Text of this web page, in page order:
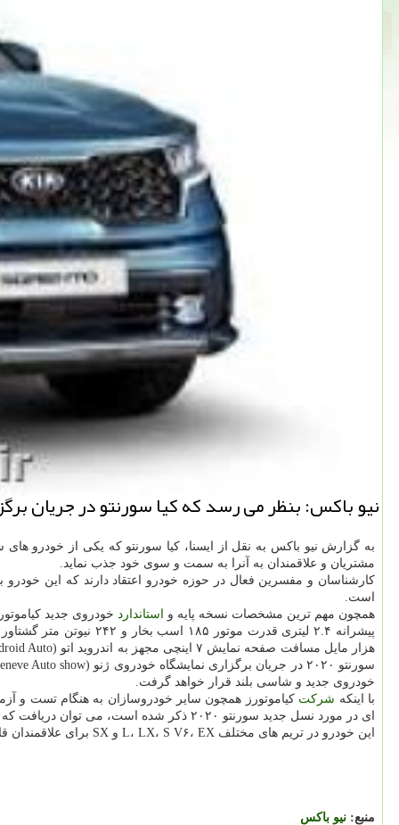
نیو باكس: بنظر می رسد كه كیا سورنتو در جریان برگزاری نمایشگاه ژنو 2020
به گزارش نیو باكس به نقل از ایسنا، كیا سورنتو كه یكی از خودرو
مشتریان و علاقمندان به آنرا به سمت و سوی خود جذب نماید.
كارشناسان و مفسرین فعال در حوزه خودرو اعتقاد دارند كه این
است.
همچون مهم ترین مشخصات نسخه پایه و
استاندارد خودروی جدید كیاموتورز، سورنتو ۲۰۲۰، می توان
خودروی جدید و شاسی بلند قرار خواهد گرفت.
با اینكه شركت كیاموتورز همچون سایر خودروسازان به هنگام تست و
ای در مورد نسل جدید سورنتو ۲۰۲۰ ذكر شده است، می توان دریافت كه این خودرو شباهت ظاهری زیادی به رقیب آمریكایی خود یعنی فورد اكسپلورر (Ford Explorer) دارد چونكه طراحی آن زاویه دار و خطی بنظر می رسد.
این خودرو در تریم های مختلف L، LX، S V۶، EX و SX برای علاقمندان قابل سفارش و استفاده خواهد بود كه بدون شك قابلیت های متفاوتی نیز خواهند داشت.
منبع: نیو باكس